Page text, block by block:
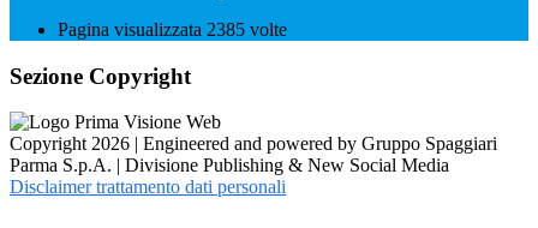
Pagina visualizzata 2385 volte
Sezione Copyright
Copyright 2026 | Engineered and powered by Gruppo Spaggiari
Parma S.p.A. | Divisione Publishing & New Social Media
Disclaimer trattamento dati personali